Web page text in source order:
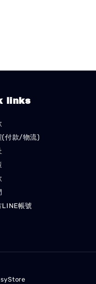
links
(付款/物流)
LINE帳號